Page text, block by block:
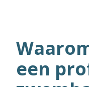
een